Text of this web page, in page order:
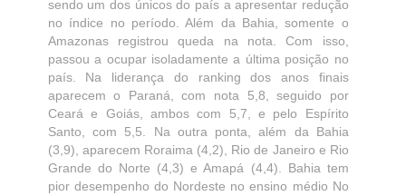
sendo um dos únicos do país a apresentar redução
no índice no período. Além da Bahia, somente o
Amazonas registrou queda na nota. Com isso,
passou a ocupar isoladamente a última posição no
país. Na liderança do ranking dos anos finais
aparecem o Paraná, com nota 5,8, seguido por
Ceará e Goiás, ambos com 5,7, e pelo Espírito
Santo, com 5,5. Na outra ponta, além da Bahia
(3,9), aparecem Roraima (4,2), Rio de Janeiro e Rio
Grande do Norte (4,3) e Amapá (4,4). Bahia tem
pior desempenho do Nordeste no ensino médio No